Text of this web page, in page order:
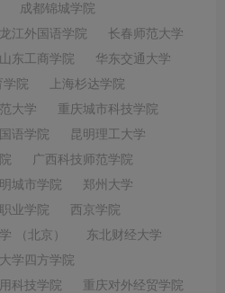
成都锦城学院
江外国语学院
长春师范大学
山东工商学院
华东交通大学
学院
上海杉达学院
大学
重庆城市科技学院
语学院
昆明理工大学
广西科技师范学院
城市学院
郑州大学
业学院
西京学院
（北京）
东北财经大学
学四方学院
科技学院
重庆对外经贸学院